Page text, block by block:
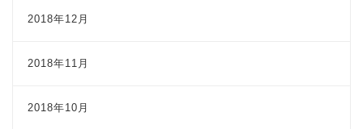
2018年12月
2018年11月
2018年10月